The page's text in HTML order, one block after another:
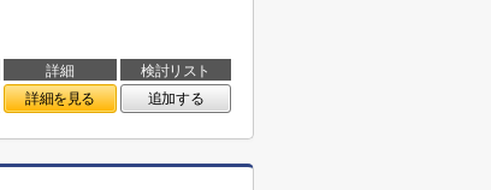
詳細
検討リスト
詳細を見る 追加する